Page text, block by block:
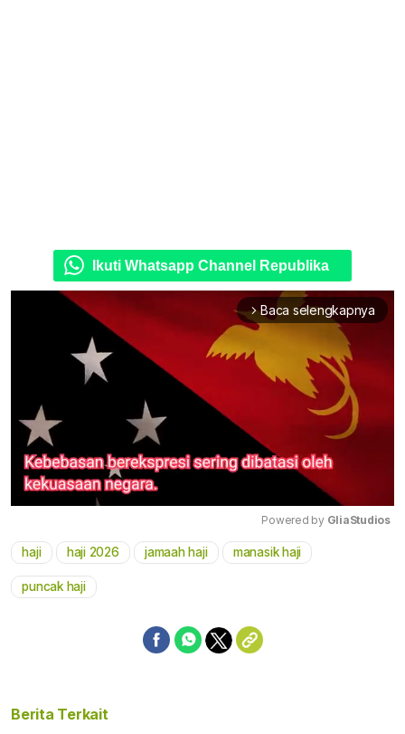
Ikuti Whatsapp Channel Republika
arrow_forward_ios Baca selengkapnya
Powered by GliaStudios
haji haji 2026 jamaah haji manasik haji
puncak haji
Berita Terkait